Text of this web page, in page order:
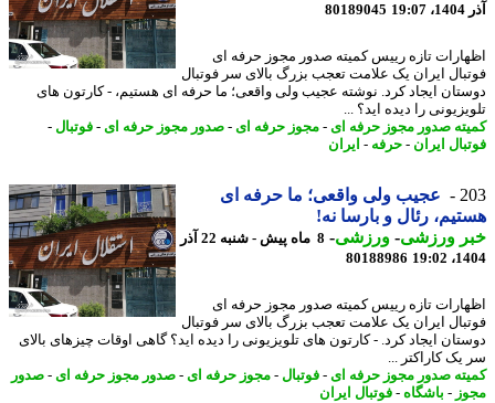
80189045
تازه رییس کمیته صدور مجوز حرفه ای
ایران یک علامت تعجب بزرگ بالای سر فوتبال
ایجاد کرد. نوشته عجیب ولی واقعی؛ ما حرفه ای هستیم، - کارتون های
را دیده اید؟ ...
صدور مجوز حرفه ای- مجوز حرفه ای- صدور مجوز حرفه ای- فوتبال-
ایران - حرفه- ایران
عجیب ولی واقعی؛ ما حرفه ای
رئال و بارسا نه!
ورزشی-ورزشی-
8 ماه پیش - شنبه 22 آذر
80188986
تازه رییس کمیته صدور مجوز حرفه ای
ایران یک علامت تعجب بزرگ بالای سر فوتبال
ایجاد کرد. - کارتون های تلویزیونی را دیده اید؟ گاهی اوقات چیزهای بالای
کاراکتر ...
صدور مجوز حرفه ای- فوتبال-مجوز حرفه ای- صدور مجوز حرفه ای- صدور
-باشگاه-فوتبال ایران